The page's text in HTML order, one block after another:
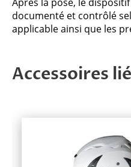
documenté et contrôlé
applicable ainsi que les
Accessoires